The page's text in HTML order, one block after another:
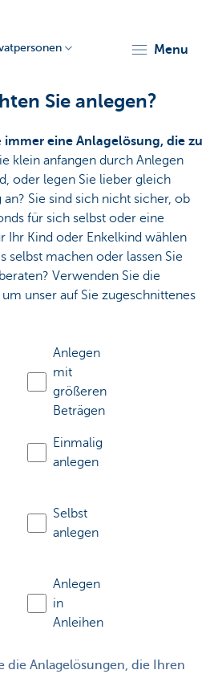
menu
Sie anlegen?
immer eine Anlagelösung, die zu
klein anfangen durch Anlegen
oder legen Sie lieber gleich
Sie sind sich nicht sicher, ob
für sich selbst oder eine
Ihr Kind oder Enkelkind wählen
selbst machen oder lassen Sie
Verwenden Sie die
unser auf Sie zugeschnittenes
Anlegen
mit
größeren
Beträgen
Einmalig
anlegen
Selbst
anlegen
Anlegen
in
Anleihen
die Anlagelösungen, die Ihren